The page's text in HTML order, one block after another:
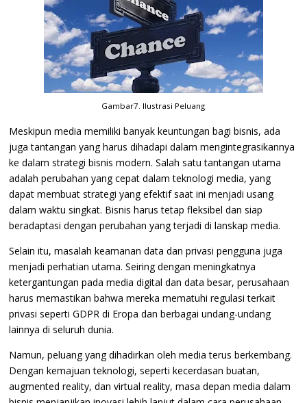
Gambar7. Ilustrasi Peluang
Meskipun media memiliki banyak keuntungan bagi bisnis, ada
juga tantangan yang harus dihadapi dalam mengintegrasikannya
ke dalam strategi bisnis modern. Salah satu tantangan utama
adalah perubahan yang cepat dalam teknologi media, yang
dapat membuat strategi yang efektif saat ini menjadi usang
dalam waktu singkat. Bisnis harus tetap fleksibel dan siap
beradaptasi dengan perubahan yang terjadi di lanskap media.
Selain itu, masalah keamanan data dan privasi pengguna juga
menjadi perhatian utama. Seiring dengan meningkatnya
ketergantungan pada media digital dan data besar, perusahaan
harus memastikan bahwa mereka mematuhi regulasi terkait
privasi seperti GDPR di Eropa dan berbagai undang-undang
lainnya di seluruh dunia.
Namun, peluang yang dihadirkan oleh media terus berkembang.
Dengan kemajuan teknologi, seperti kecerdasan buatan,
augmented reality, dan virtual reality, masa depan media dalam